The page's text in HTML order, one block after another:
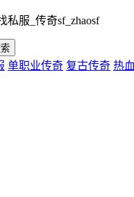
私服_传奇sf_zhaosf
单职业传奇 复古传奇 热